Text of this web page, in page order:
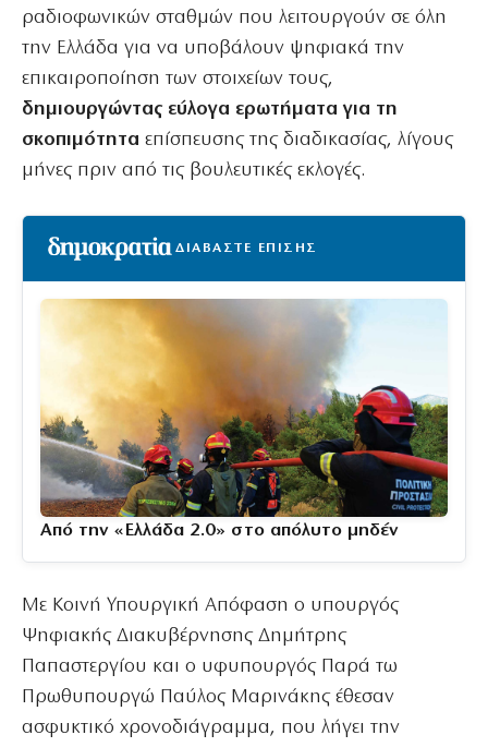
ραδιοφωνικών σταθμών που λειτουργούν σε όλη
την Ελλάδα για να υποβάλουν ψηφιακά την
επικαιροποίηση των στοιχείων τους,
δημιουργώντας εύλογα ερωτήματα για τη
σκοπιμότητα επίσπευσης της διαδικασίας, λίγους
μήνες πριν από τις βουλευτικές εκλογές.
ΔΙΑΒΑΣΤΕ ΕΠΙΣΗΣ
Από την «Ελλάδα 2.0» στο απόλυτο μηδέν
Με Κοινή Υπουργική Απόφαση ο υπουργός
Ψηφιακής Διακυβέρνησης Δημήτρης
Παπαστεργίου και ο υφυπουργός Παρά τω
Πρωθυπουργώ Παύλος Μαρινάκης έθεσαν
ασφυκτικό χρονοδιάγραμμα, που λήγει την